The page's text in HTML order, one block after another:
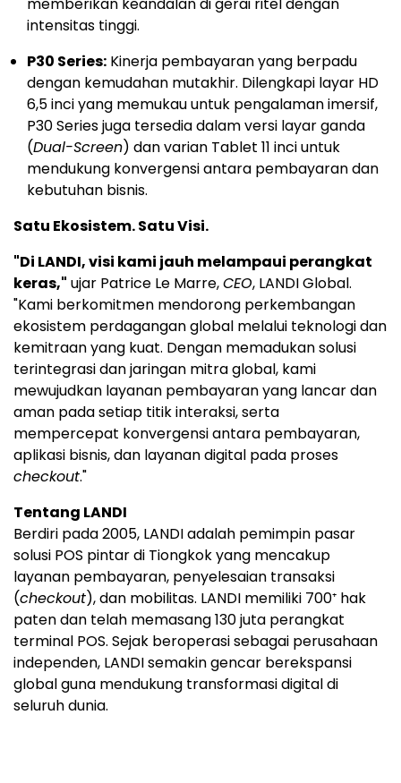
intensitas tinggi.
P30 Series: Kinerja pembayaran yang berpadu
dengan kemudahan mutakhir. Dilengkapi layar HD
6,5 inci yang memukau untuk pengalaman imersif,
P30 Series juga tersedia dalam versi layar ganda
(Dual-Screen) dan varian Tablet 11 inci untuk
mendukung konvergensi antara pembayaran dan
kebutuhan bisnis.
Satu Ekosistem. Satu Visi.
"Di LANDI, visi kami jauh melampaui perangkat
keras," ujar Patrice Le Marre,CEO, LANDI Global.
"Kami berkomitmen mendorong perkembangan
ekosistem perdagangan global melalui teknologi dan
kemitraan yang kuat. Dengan memadukan solusi
terintegrasi dan jaringan mitra global, kami
mewujudkan layanan pembayaran yang lancar dan
aman pada setiap titik interaksi, serta
mempercepat konvergensi antara pembayaran,
aplikasi bisnis, dan layanan digital pada proses
checkout."
Tentang LANDI
Berdiri pada 2005, LANDI adalah pemimpin pasar
solusi POS pintar di Tiongkok yang mencakup
layanan pembayaran, penyelesaian transaksi
(checkout), dan mobilitas. LANDI memiliki 700⁺ hak
paten dan telah memasang 130 juta perangkat
terminal POS. Sejak beroperasi sebagai perusahaan
independen, LANDI semakin gencar berekspansi
global guna mendukung transformasi digital di
seluruh dunia.